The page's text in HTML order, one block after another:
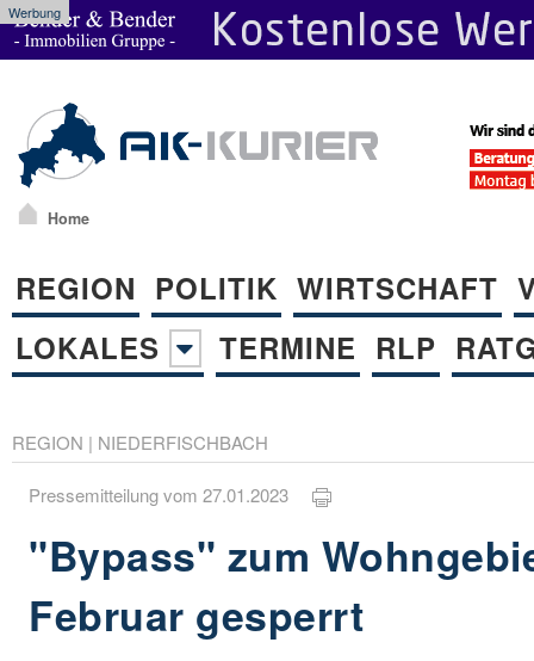
Werbung
Home
REGION POLITIK WIRTSCHAFT
LOKALES
TERMINE RLP
REGION | NIEDERFISCHBACH
Pressemitteilung vom 27.01.2023
"Bypass" zum
Februar gesperrt